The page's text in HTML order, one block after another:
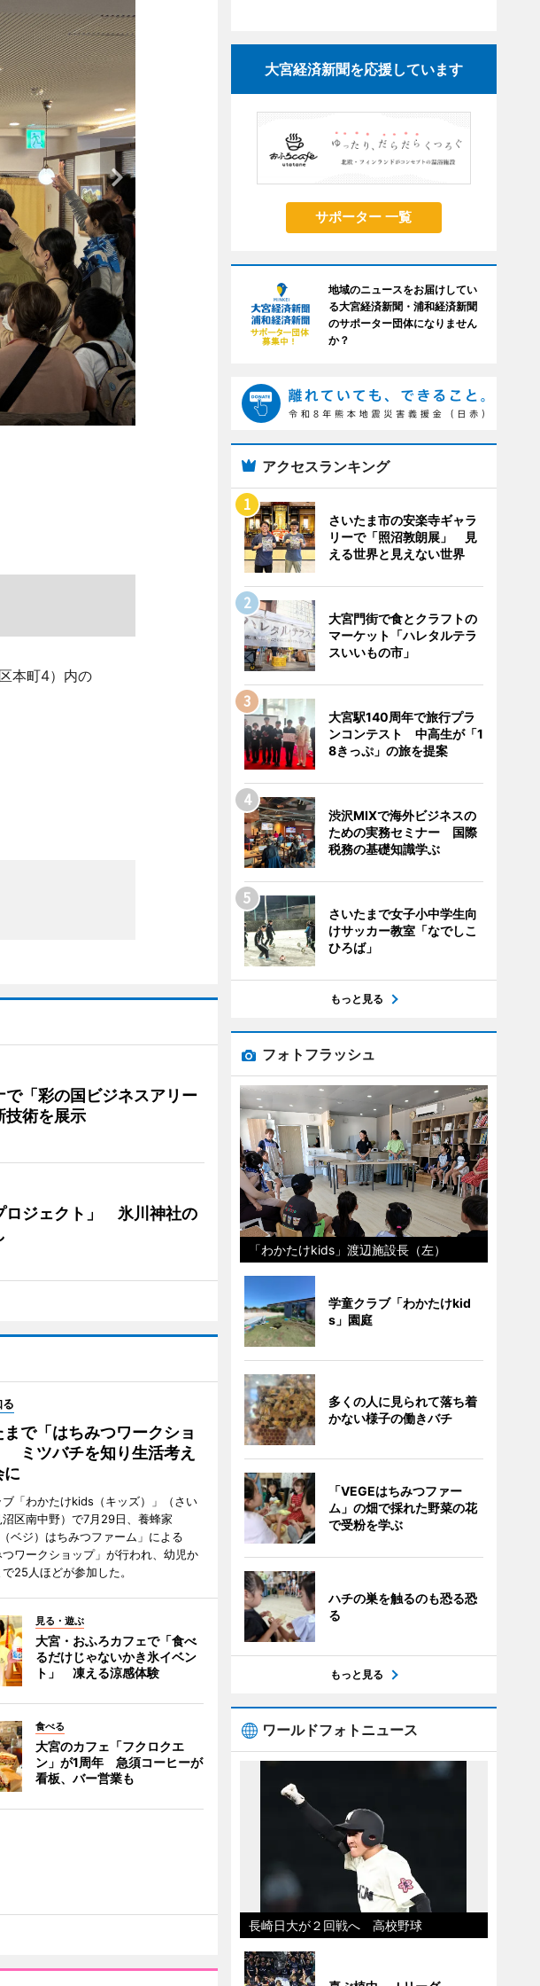
本町4）内の
「彩の国ビジネスアリー
術を展示
ロジェクト」 氷川神社の
まで「はちみつワークショ
ミツバチを知り生活考え
に
「わかたけkids（キッズ）」（さい
沼区南中野）で7月29日、養蜂家
（ベジ）はちみつファーム」による
つワークショップ」が行われ、幼児か
25人ほどが参加した。
見る・遊ぶ
大宮・おふろカフェで「食べ
るだけじゃないかき氷イベン
ト」 凍える涼感体験
食べる
大宮のカフェ「フクロクエ
ン」が1周年 急須コーヒーが
看板、バー営業も
大宮経済新聞を応援しています
サポーター 一覧
地域のニュースをお届けしてい
る大宮経済新聞・浦和経済新聞
のサポーター団体になりません
か？
アクセスランキング
さいたま市の安楽寺ギャラ
リーで「照沼敦朗展」 見
える世界と見えない世界
大宮門街で食とクラフトの
マーケット「ハレタルテラ
スいいもの市」
大宮駅140周年で旅行プラ
ンコンテスト 中高生が「1
8きっぷ」の旅を提案
渋沢MIXで海外ビジネスの
ための実務セミナー 国際
税務の基礎知識学ぶ
さいたまで女子小中学生向
けサッカー教室「なでしこ
ひろば」
もっと見る
フォトフラッシュ
「わかたけkids」渡辺施設長（左）
学童クラブ「わかたけkid
s」園庭
多くの人に見られて落ち着
かない様子の働きバチ
「VEGEはちみつファー
ム」の畑で採れた野菜の花
で受粉を学ぶ
ハチの巣を触るのも恐る恐
る
もっと見る
ワールドフォトニュース
長崎日大が２回戦へ 高校野球